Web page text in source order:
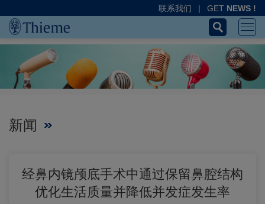
联系我们 | GET NEWS !
新闻
经鼻内镜颅底手术中通过保留鼻腔结构
优化生活质量并降低并发症发生率